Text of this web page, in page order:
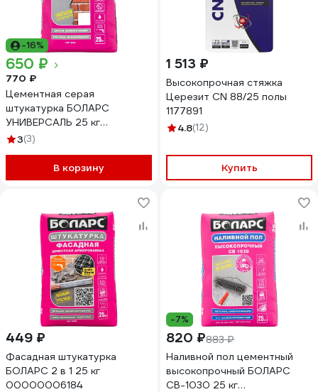
-16%
650 ₽
770 ₽
Цементная серая
штукатурка БОЛАРС
УНИВЕРСАЛЬ 25 кг
00000040984
3(3)
В корзину
1 513 ₽
Высокопрочная стяжка
Церезит CN 88/25 полы
1177891
4.8(12)
Купить
449 ₽
Фасадная штукатурка
БОЛАРС 2 в 1 25 кг
00000006184
-7%
820 ₽883 ₽
Наливной пол цементный
высокопрочный БОЛАРС
СВ-1030 25 кг